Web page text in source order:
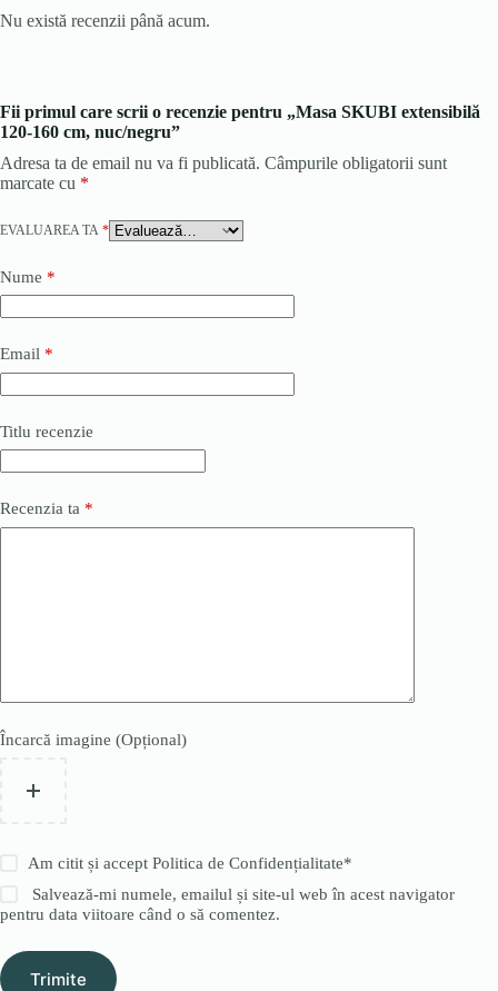
Nu există recenzii până acum.
Fii primul care scrii o recenzie pentru „Masa SKUBI extensibilă
120-160 cm, nuc/negru”
Adresa ta de email nu va fi publicată. Câmpurile obligatorii sunt
marcate cu *
EVALUAREA TA *
Nume *
Email *
Titlu recenzie
Recenzia ta *
Încarcă imagine (Opțional)
Am citit și acceptPolitica de Confidențialitate*
Salvează-mi numele, emailul și site-ul web în acest navigator
pentru data viitoare când o să comentez.
Trimite